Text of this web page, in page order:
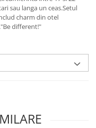
sau langa un ceas.Setul
charm din otel
different!"